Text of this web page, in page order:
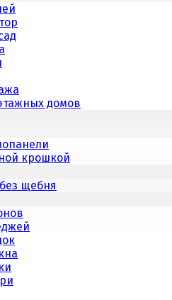
домов
крошкой
щебня